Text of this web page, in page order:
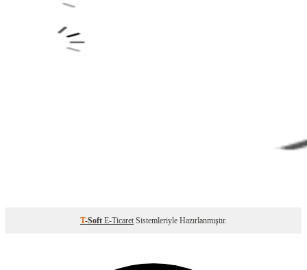
T-Soft E-Ticaret Sistemleriyle Hazırlanmıştır.